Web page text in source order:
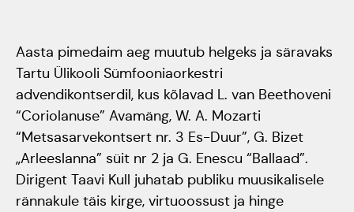
ERTALi
rahvatantsuansamblite
galakontsert
Vanemuise
kontserdimajas
25.november 2023
Jaansoo
Anne
Masing-
Luik
Aasta pimedaim aeg muutub helgeks ja säravaks
Tartu Ülikooli Sümfooniaorkestri
advendikontserdil, kus kõlavad L. van Beethoveni
“Coriolanuse” Avamäng, W. A. Mozarti
“Metsasarvekontsert nr. 3 Es-Duur”, G. Bizet
„Arleeslanna” süit nr 2 ja G. Enescu “Ballaad”.
Dirigent Taavi Kull juhatab publiku muusikalisele
rännakule täis kirge, virtuoossust ja hinge